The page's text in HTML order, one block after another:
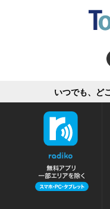
いつでも、ど